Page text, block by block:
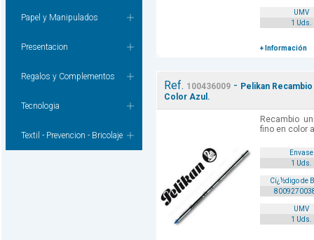
Papel y Manipulados
Presentacion
Regalos y Complementos
Tecnologia
Textil - Prevencion - Bricolaje
UMV
1 Uds.
+ Información
Ref. 100436009- Pelikan
Color Azul.
Recambio
fino en color
Envase
1 Uds.
Cï¿½digo de
UMV
1 Uds.